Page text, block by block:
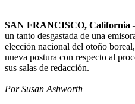
SAN FRANCISCO, California
un tanto desgastada de una
elección nacional del otoño
nueva postura con respecto al
sus salas de redacción.
Por Susan Ashworth